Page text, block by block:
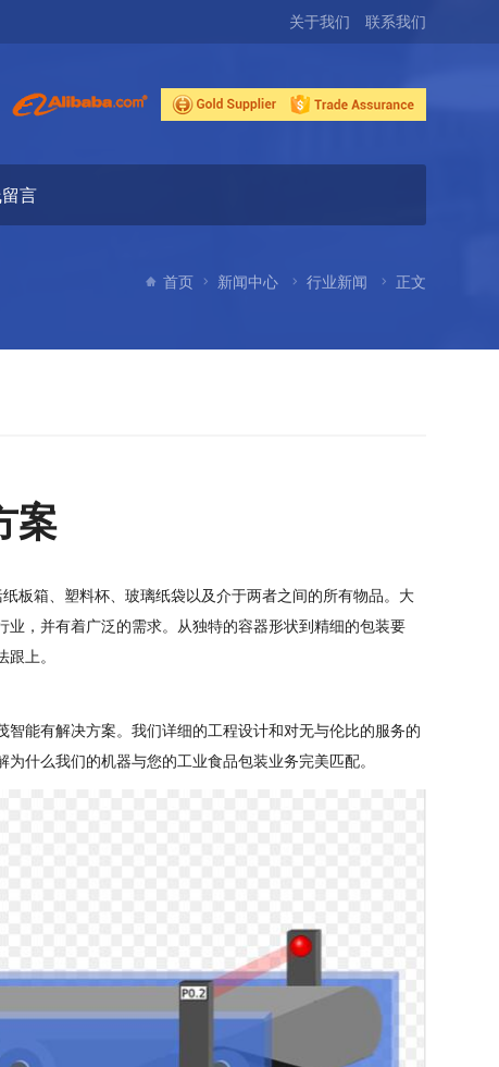
关于我们 联系我们
言
首页 新闻中心 行业新闻 正文
案
板箱、塑料杯、玻璃纸袋以及介于两者之间的所有物品。大
，并有着广泛的需求。从独特的容器形状到精细的包装要
上。
能有解决方案。我们详细的工程设计和对无与伦比的服务的
什么我们的机器与您的工业食品包装业务完美匹配。